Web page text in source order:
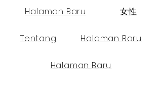
Halaman Baru 女性
Tentang Halaman Baru
Halaman Baru